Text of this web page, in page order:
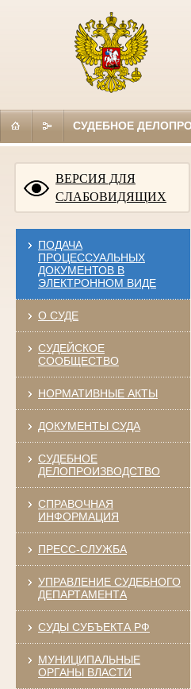
СУДЕБНОЕ
ВЕРСИЯ ДЛЯ
СЛАБОВИДЯЩИХ
ПОДАЧА
ПРОЦЕССУАЛЬНЫХ
ДОКУМЕНТОВ В
ЭЛЕКТРОННОМ ВИДЕ
О СУДЕ
СУДЕЙСКОЕ
СООБЩЕСТВО
НОРМАТИВНЫЕ АКТЫ
ДОКУМЕНТЫ СУДА
СУДЕБНОЕ
ДЕЛОПРОИЗВОДСТВО
СПРАВОЧНАЯ
ИНФОРМАЦИЯ
ПРЕСС-СЛУЖБА
УПРАВЛЕНИЕ СУДЕБНОГО
ДЕПАРТАМЕНТА
СУДЫ СУБЪЕКТА РФ
МУНИЦИПАЛЬНЫЕ
ОРГАНЫ ВЛАСТИ